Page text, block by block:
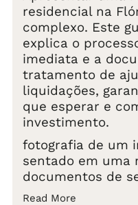
residencial na
complexo. Este
explica o
imediata e a
tratamento de
liquidações,
que esperar e
investimento.
fotografia de um
sentado em uma
documentos de
Read More